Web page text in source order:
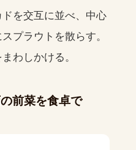
を交互に並べ、中心
プラウトを散らす。
わしかける。
前菜を食卓で